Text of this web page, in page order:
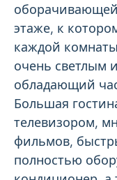
этаже, к
каждой
очень светлым
обладающий
Большая
телевизором,
фильмов,
полностью